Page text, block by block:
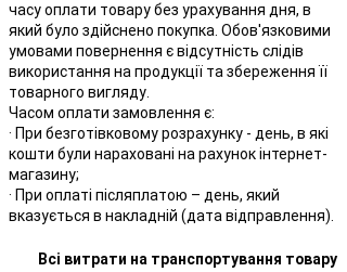
часу оплати товару без урахування дня, в
який було здійснено покупка. Обов'язковими
умовами повернення є відсутність слідів
використання на продукції та збереження її
товарного вигляду.
Часом оплати замовлення є:
· При безготівковому розрахунку - день, в які
кошти були нараховані на рахунок інтернет-
магазину;
· При оплаті післяплатою – день, який
вказується в накладній (дата відправлення).
Всі витрати на транспортування товару